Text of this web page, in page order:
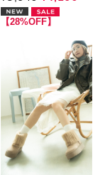
【28%OFF】